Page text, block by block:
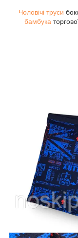
Чоловічі труси
бамбука